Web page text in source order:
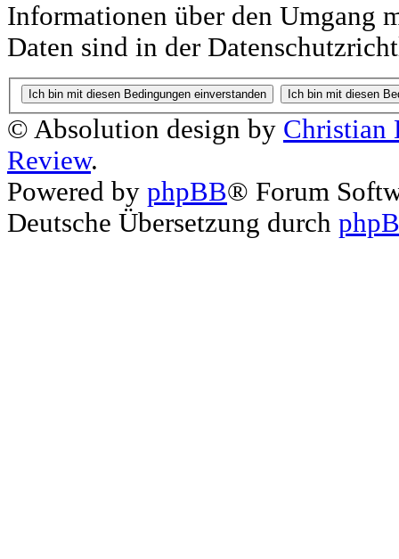
Informationen über den Umgang
Daten sind in der
© Absolution design by Christian
Review.
Powered by phpBB® Forum
Deutsche Übersetzung durch